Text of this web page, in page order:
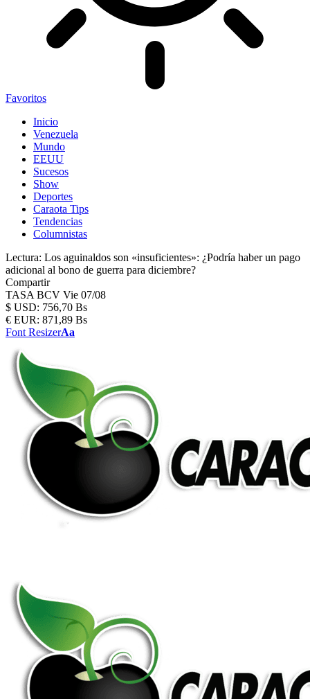
Favoritos
Inicio
Venezuela
Mundo
EEUU
Sucesos
Show
Deportes
Caraota Tips
Tendencias
Columnistas
Lectura: Los aguinaldos son «insuficientes»: ¿Podría haber un pago
adicional al bono de guerra para diciembre?
Compartir
TASA BCV Vie 07/08
$ USD: 756,70 Bs
€ EUR: 871,89 Bs
Font ResizerAa